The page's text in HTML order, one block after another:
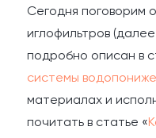
Сегодня поговорим
иглофильтров
подробно описан в
системы
материалах и
почитать в статье «